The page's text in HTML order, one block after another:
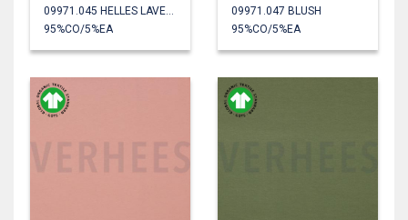
95%CO/5%EA
09971.047 BLUSH
95%CO/5%EA